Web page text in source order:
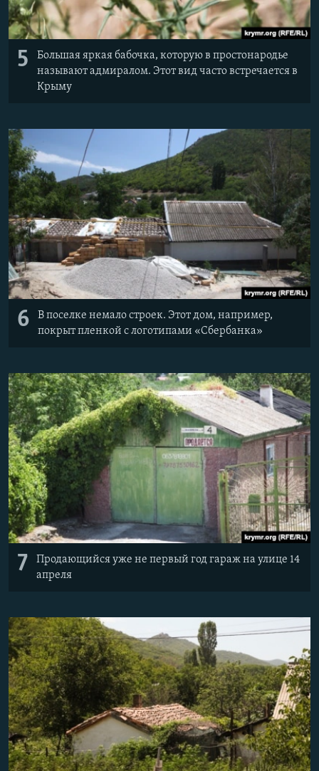
5
Большая яркая бабочка, которую в простонародье
называют адмиралом. Этот вид часто встречается в
Крыму
6
В поселке немало строек. Этот дом, например,
покрыт пленкой с логотипами «Сбербанка»
7
Продающийся уже не первый год гараж на улице 14
апреля